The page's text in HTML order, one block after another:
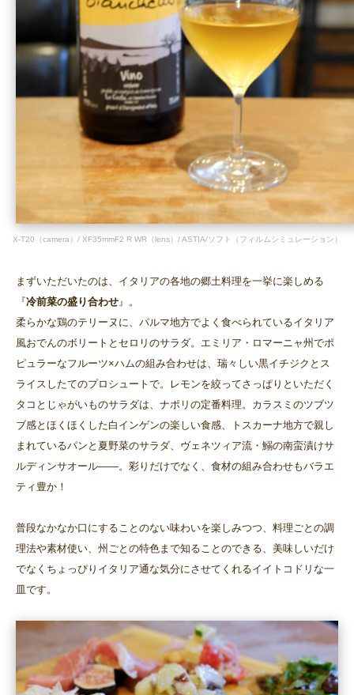
X-T20（camera）/ XF35mmF2 R WR（lens）/ ASTIA/ソフト（フィルムシミュレーション）
まずいただいたのは、イタリアの各地の郷土料理を一挙に楽しめる
『冷前菜の盛り合わせ 』。
柔らかな鶏のテリーヌに、パルマ地方でよく食べられているイタリア
風おでんのボリートとセロリのサラダ。エミリア・ロマーニャ州でポ
ピュラーなフルーツ×ハムの組み合わせは、瑞々しい黒イチジクとス
ライスしたてのプロシュートで。レモンを絞ってさっぱりといただく
タコとじゃがいものサラダは、ナポリの定番料理。カラスミのツブツ
ブ感とほくほくした白インゲンの楽しい食感、トスカーナ地方で親し
まれているパンと夏野菜のサラダ、ヴェネツィア流・鰯の南蛮漬けサ
ルディンサオール――。彩りだけでなく、食材の組み合わせもバラエ
ティ豊か！
普段なかなか口にすることのない味わいを楽しみつつ、料理ごとの調
理法や素材使い、州ごとの特色まで知ることのできる、美味しいだけ
でなくちょっぴりイタリア通な気分にさせてくれるイイトコドリな一
皿です。